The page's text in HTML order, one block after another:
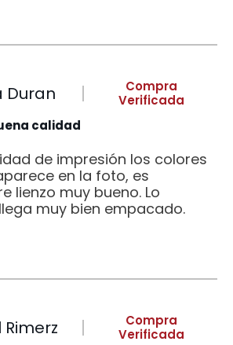
Duran
Compra
Verificada
calidad
de impresión los colores
en la foto, es
lienzo muy bueno. Lo
muy bien empacado.
Compra
Verificada